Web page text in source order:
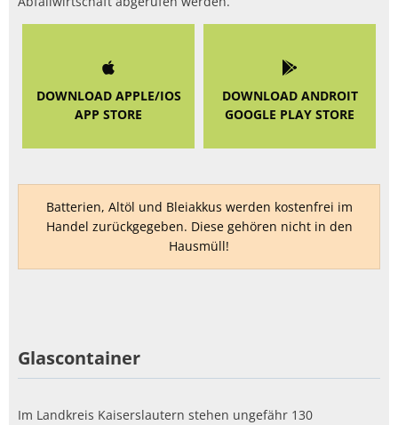
DOWNLOAD APPLE/IOS
APP STORE
DOWNLOAD ANDROIT
GOOGLE PLAY STORE
Batterien, Altöl und Bleiakkus werden kostenfrei im
Handel zurückgegeben. Diese gehören nicht in den
Hausmüll!
Glascontainer
Im Landkreis Kaiserslautern stehen ungefähr 130